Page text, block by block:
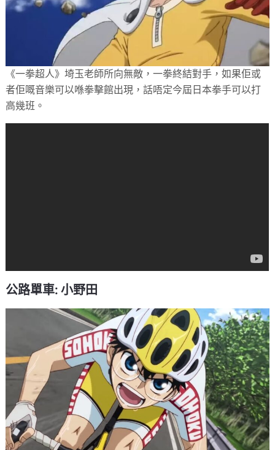
《一拳超人》埼玉老師所向無敵，一拳終結對手，如果佢或
者佢嘅音樂可以喺拳擊館出現，話唔定今屆日本拳手可以打
高幾班。
公路單車: 小野田